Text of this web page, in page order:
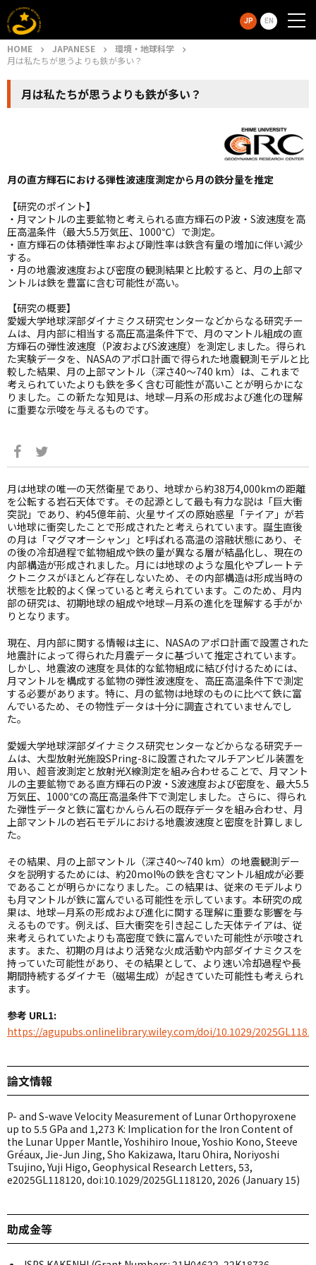
JP EN
HOME JAPANESE
環境・地球科学
月は私たちが思うよりも鉄が多い？
月は私たちが思うよりも鉄が多い？
月の直方輝石における弾性波速度測定から月の鉄分量を推定
【研究のポイント】
・月マントルの主要鉱物と考えられる直方輝石のP波・S波速度を高
圧高温条件（最大5.5万気圧、1000℃）で測定。
・直方輝石の体積弾性率および剛性率は鉄含有量の増加に伴い減少
する。
・月の地震波速度および密度の観測結果と比較すると、月の上部マ
ントルは鉄を豊富に含む可能性が高い。
【研究の概要】
愛媛大学地球深部ダイナミクス研究センターなどからなる研究チー
ムは、月内部に相当する高圧高温条件下で、月のマントル組成の直
方輝石の弾性波速度（P波およびS波速度）を測定しました。得られ
た実験データを、NASAのアポロ計画で得られた地震観測モデルと比
較した結果、月の上部マントル（深さ40〜740 km）は、これまで
考えられていたよりも鉄を多く含む可能性が高いことが明らかにな
りました。この新たな知見は、地球—月系の形成および進化の理解
に重要な示唆を与えるものです。
月は地球の唯一の天然衛星であり、地球から約38万4,000kmの距離
を公転する岩石天体です。その起源として最も有力な説は「巨大衝
突説」であり、約45億年前、火星サイズの原始惑星「テイア」が若
い地球に衝突したことで形成されたと考えられています。誕生直後
の月は「マグマオーシャン」と呼ばれる高温の溶融状態にあり、そ
の後の冷却過程で鉱物組成や鉄の量が異なる層が結晶化し、現在の
内部構造が形成されました。月には地球のような風化やプレートテ
クトニクスがほとんど存在しないため、その内部構造は形成当時の
状態を比較的よく保っていると考えられています。このため、月内
部の研究は、初期地球の組成や地球—月系の進化を理解する手がか
りとなります。
現在、月内部に関する情報は主に、NASAのアポロ計画で設置された
地震計によって得られた月震データに基づいて推定されています。
しかし、地震波の速度を具体的な鉱物組成に結び付けるためには、
月マントルを構成する鉱物の弾性波速度を、高圧高温条件下で測定
する必要があります。特に、月の鉱物は地球のものに比べて鉄に富
んでいるため、その物性データは十分に調査されていませんでし
た。
愛媛大学地球深部ダイナミクス研究センターなどからなる研究チー
ムは、大型放射光施設SPring-8に設置されたマルチアンビル装置を
用い、超音波測定と放射光X線測定を組み合わせることで、月マント
ルの主要鉱物である直方輝石のP波・S波速度および密度を、最大5.5
万気圧、1000℃の高圧高温条件下で測定しました。さらに、得られ
た弾性データと鉄に富むかんらん石の既存データを組み合わせ、月
上部マントルの岩石モデルにおける地震波速度と密度を計算しまし
た。
その結果、月の上部マントル（深さ40〜740 km）の地震観測デー
タを説明するためには、約20mol%の鉄を含むマントル組成が必要
であることが明らかになりました。この結果は、従来のモデルより
も月マントルが鉄に富んでいる可能性を示しています。本研究の成
果は、地球—月系の形成および進化に関する理解に重要な影響を与
えるものです。例えば、巨大衝突を引き起こした天体テイアは、従
来考えられていたよりも高密度で鉄に富んでいた可能性が示唆され
ます。また、初期の月はより活発な火成活動や内部ダイナミクスを
持っていた可能性があり、その結果として、より速い冷却過程や長
期間持続するダイナモ（磁場生成）が起きていた可能性も考えられ
ます。
参考 URL1:
https://agupubs.onlinelibrary.wiley.com/doi/10.1029/
論文情報
P- and S-wave Velocity Measurement of Lunar Orthopyroxene
up to 5.5 GPa and 1,273 K: Implication for the Iron Content of
the Lunar Upper Mantle, Yoshihiro Inoue, Yoshio Kono, Steeve
Gréaux, Jie-Jun Jing, Sho Kakizawa, Itaru Ohira, Noriyoshi
Tsujino, Yuji Higo, Geophysical Research Letters, 53,
e2025GL118120, doi:10.1029/2025GL118120, 2026 (January 15)
助成金等